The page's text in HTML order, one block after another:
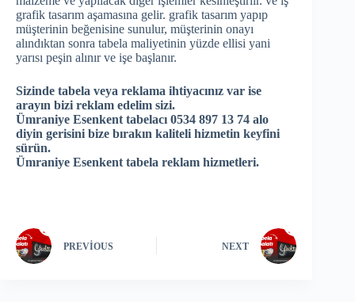
grafik tasarım aşamasına gelir. grafik tasarım yapıp
müşterinin beğenisine sunulur, müşterinin onayı
alındıktan sonra tabela maliyetinin yüzde ellisi yani
yarısı peşin alınır ve işe başlanır.
Sizinde tabela veya reklama ihtiyacınız var ise
arayın bizi reklam edelim sizi.
Ümraniye Esenkent tabelacı 0534 897 13 74 alo
diyin gerisini bize bırakın kaliteli hizmetin keyfini
sürün.
Ümraniye Esenkent tabela reklam hizmetleri.
PREVIOUS NEXT